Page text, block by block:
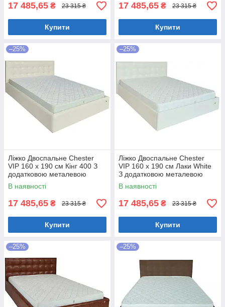
17 485,65 ₴ 23 315 ₴
Купити
17 485,65 ₴ 23 315 ₴
Купити
–25%
Ліжко Двоспальне Chester
VIP 160 х 190 см Кінг 400 З
додатковою металевою
цільнозварною рамою C1
Білий
В наявності
17 485,65 ₴ 23 315 ₴
Купити
–25%
Ліжко Двоспальне Chester
VIP 160 х 190 см Лаки White
З додатковою металевою
цільнозварною рамою Білий
В наявності
17 485,65 ₴ 23 315 ₴
Купити
–25% –25%